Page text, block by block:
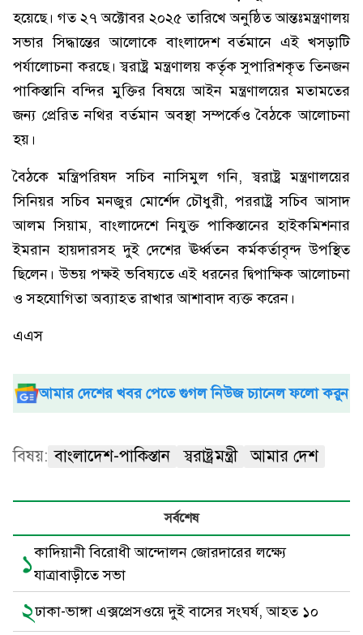
হয়েছে। গত ২৭ অক্টোবর ২০২৫ তারিখে অনুষ্ঠিত আন্তঃমন্ত্রণালয়
সভার সিদ্ধান্তের আলোকে বাংলাদেশ বর্তমানে এই খসড়াটি
পর্যালোচনা করছে। স্বরাষ্ট্র মন্ত্রণালয় কর্তৃক সুপারিশকৃত তিনজন
পাকিস্তানি বন্দির মুক্তির বিষয়ে আইন মন্ত্রণালয়ের মতামতের
জন্য প্রেরিত নথির বর্তমান অবস্থা সম্পর্কেও বৈঠকে আলোচনা
হয়।
বৈঠকে মন্ত্রিপরিষদ সচিব নাসিমুল গনি, স্বরাষ্ট্র মন্ত্রণালয়ের
সিনিয়র সচিব মনজুর মোর্শেদ চৌধুরী, পররাষ্ট্র সচিব আসাদ
আলম সিয়াম, বাংলাদেশে নিযুক্ত পাকিস্তানের হাইকমিশনার
ইমরান হায়দারসহ দুই দেশের ঊর্ধ্বতন কর্মকর্তাবৃন্দ উপস্থিত
ছিলেন। উভয় পক্ষই ভবিষ্যতে এই ধরনের দ্বিপাক্ষিক আলোচনা
ও সহযোগিতা অব্যাহত রাখার আশাবাদ ব্যক্ত করেন।
এএস
আমার দেশের খবর পেতে গুগল নিউজ চ্যানেল ফলো করুন
বিষয়: বাংলাদেশ-পাকিস্তান স্বরাষ্ট্রমন্ত্রী আমার দেশ
সর্বশেষ
১কাদিয়ানী বিরোধী আন্দোলন জোরদারের লক্ষ্যে
যাত্রাবাড়ীতে সভা
২ঢাকা-ভাঙ্গা এক্সপ্রেসওয়ে দুই বাসের সংঘর্ষ, আহত ১০